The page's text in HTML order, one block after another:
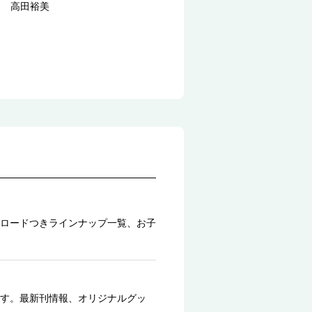
高田裕美
ードつきラインナップ一覧、お子
。最新刊情報、オリジナルグッ